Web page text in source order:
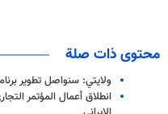
محتوى ذات صلة
ولايتي: سنواصل تطوير
انطلاق أعمال المؤتمر